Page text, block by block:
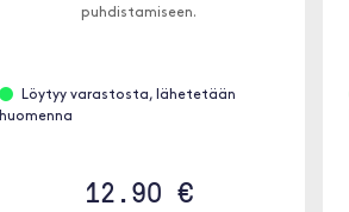
puhdistamiseen.
Löytyy varastosta, lähetetään
huomenna
12.90 €